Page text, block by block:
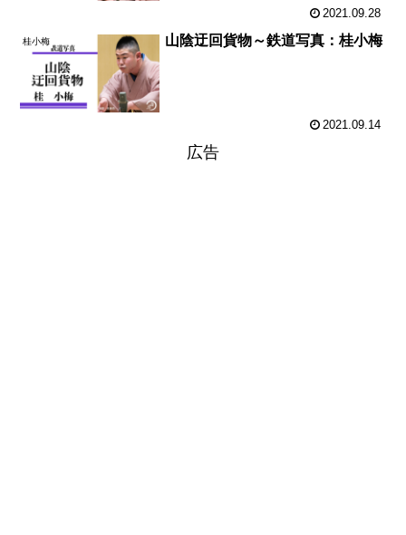
2021.09.28
桂小梅 山陰迂回貨物～鉄道写真：桂小梅
2021.09.14
広告